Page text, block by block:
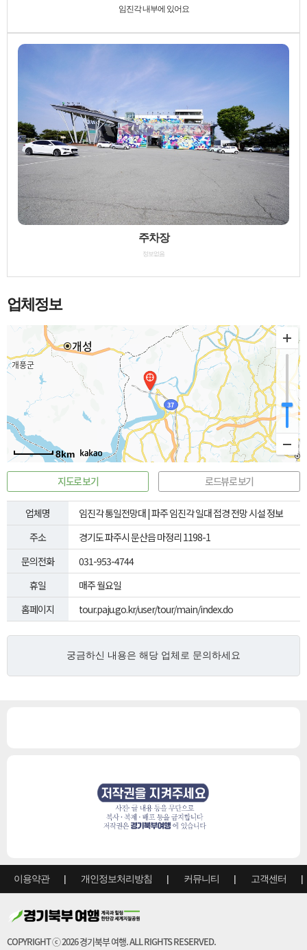
임진각 내부에 있어요
주차장
정보없음
업체정보
8km
지도로 보기 로드뷰로 보기
업체명
임진각 통일전망대 | 파주 임진각 일대 접경 전망 시설 정보
주소
경기도 파주시 문산읍 마정리 1198-1
문의전화
031-953-4744
휴일
매주 월요일
홈페이지
tour.paju.go.kr/user/tour/main/index.do
궁금하신 내용은 해당 업체로 문의하세요
이용약관 개인정보처리방침 커뮤니티 고객센터
COPYRIGHT ⓒ 2026 경기북부 여행. ALL RIGHTS RESERVED.